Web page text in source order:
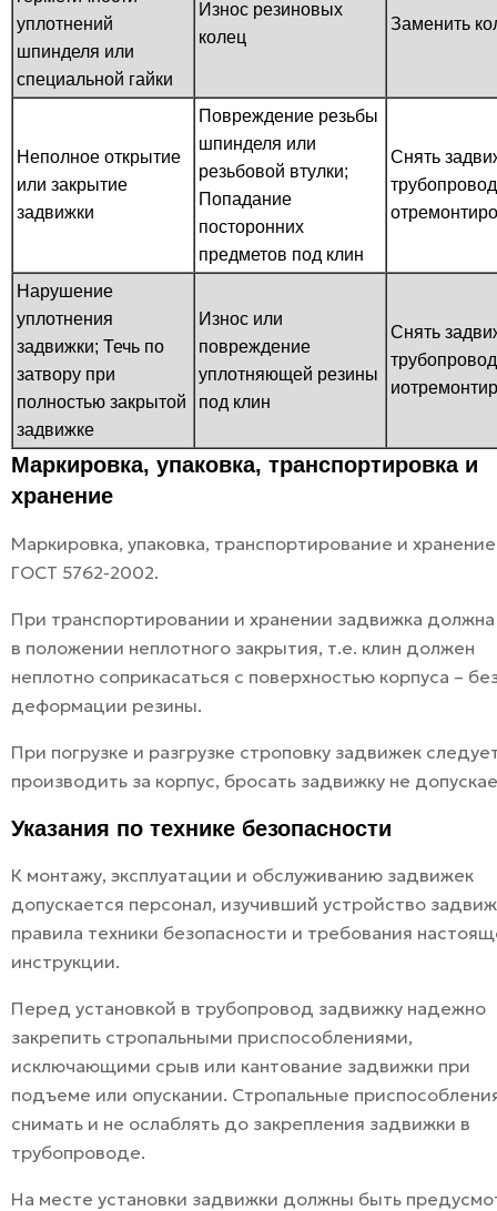
уплотнений
шпинделя или
специальной гайки
Износ резиновых
колец
Заменить
Неполное открытие
или закрытие
задвижки
Повреждение резьбы
шпинделя или
резьбовой втулки;
Попадание
посторонних
предметов под клин
Снять
Нарушение
уплотнения
задвижки; Течь по
затвору при
полностью закрытой
задвижке
Износ или
повреждение
уплотняющей резины
под клин
Снять
Маркировка, упаковка, транспортировка и
хранение
Маркировка, упаковка, транспортирование и
ГОСТ 5762-2002.
При транспортировании и хранении задвижка
в положении неплотного закрытия, т.е. клин должен
неплотно соприкасаться с поверхностью корпуса –
деформации резины.
При погрузке и разгрузке строповку задвижек
производить за корпус, бросать задвижку не
Указания по технике безопасности
К монтажу, эксплуатации и обслуживанию задвижек
допускается персонал, изучивший устройство
правила техники безопасности и требования
инструкции.
Перед установкой в трубопровод задвижку надежно
закрепить стропальными приспособлениями,
исключающими срыв или кантование задвижки при
подъеме или опускании. Стропальные
снимать и не ослаблять до закрепления задвижки в
трубопроводе.
На месте установки задвижки должны быть